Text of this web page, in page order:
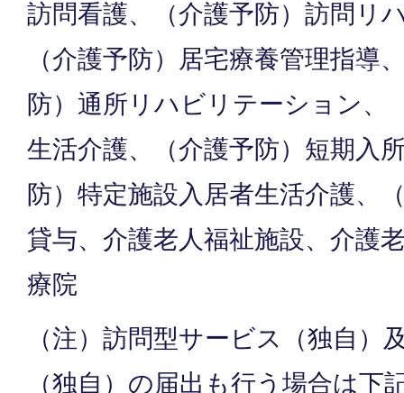
訪問看護、（介護予防）訪問リ
（介護予防）居宅療養管理指導
防）通所リハビリテーション、
生活介護、（介護予防）短期入
防）特定施設入居者生活介護、
貸与、介護老人福祉施設、介護
療院
（注）訪問型サービス（独自）
（独自）の届出も行う場合は下